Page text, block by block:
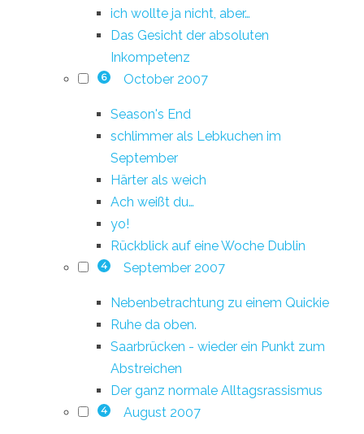
ich wollte ja nicht, aber…
Das Gesicht der absoluten
Inkompetenz
6 October 2007
Season's End
schlimmer als Lebkuchen im
September
Härter als weich
Ach weißt du…
yo!
Rückblick auf eine Woche Dublin
4 September 2007
Nebenbetrachtung zu einem Quickie
Ruhe da oben.
Saarbrücken - wieder ein Punkt zum
Abstreichen
Der ganz normale Alltagsrassismus
4 August 2007